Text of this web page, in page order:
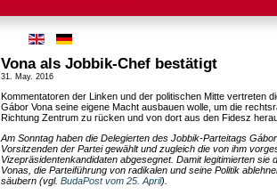
Vona als Jobbik-Chef bestätigt
31. May. 2016
Kommentatoren der Linken und der politischen Mitte vertreten
Gábor Vona seine eigene Macht ausbauen wolle, um die
Richtung Zentrum zu rücken und von dort aus den Fidesz
Am Sonntag haben die Delegierten des Jobbik-Parteitags
Vorsitzenden der Partei gewählt und zugleich die von ihm
Vizepräsidentenkandidaten abgesegnet. Damit legitimierten sie
Vonas, die Parteiführung von radikalen und seine Politik
säubern (vgl. BudaPost vom 25. April).